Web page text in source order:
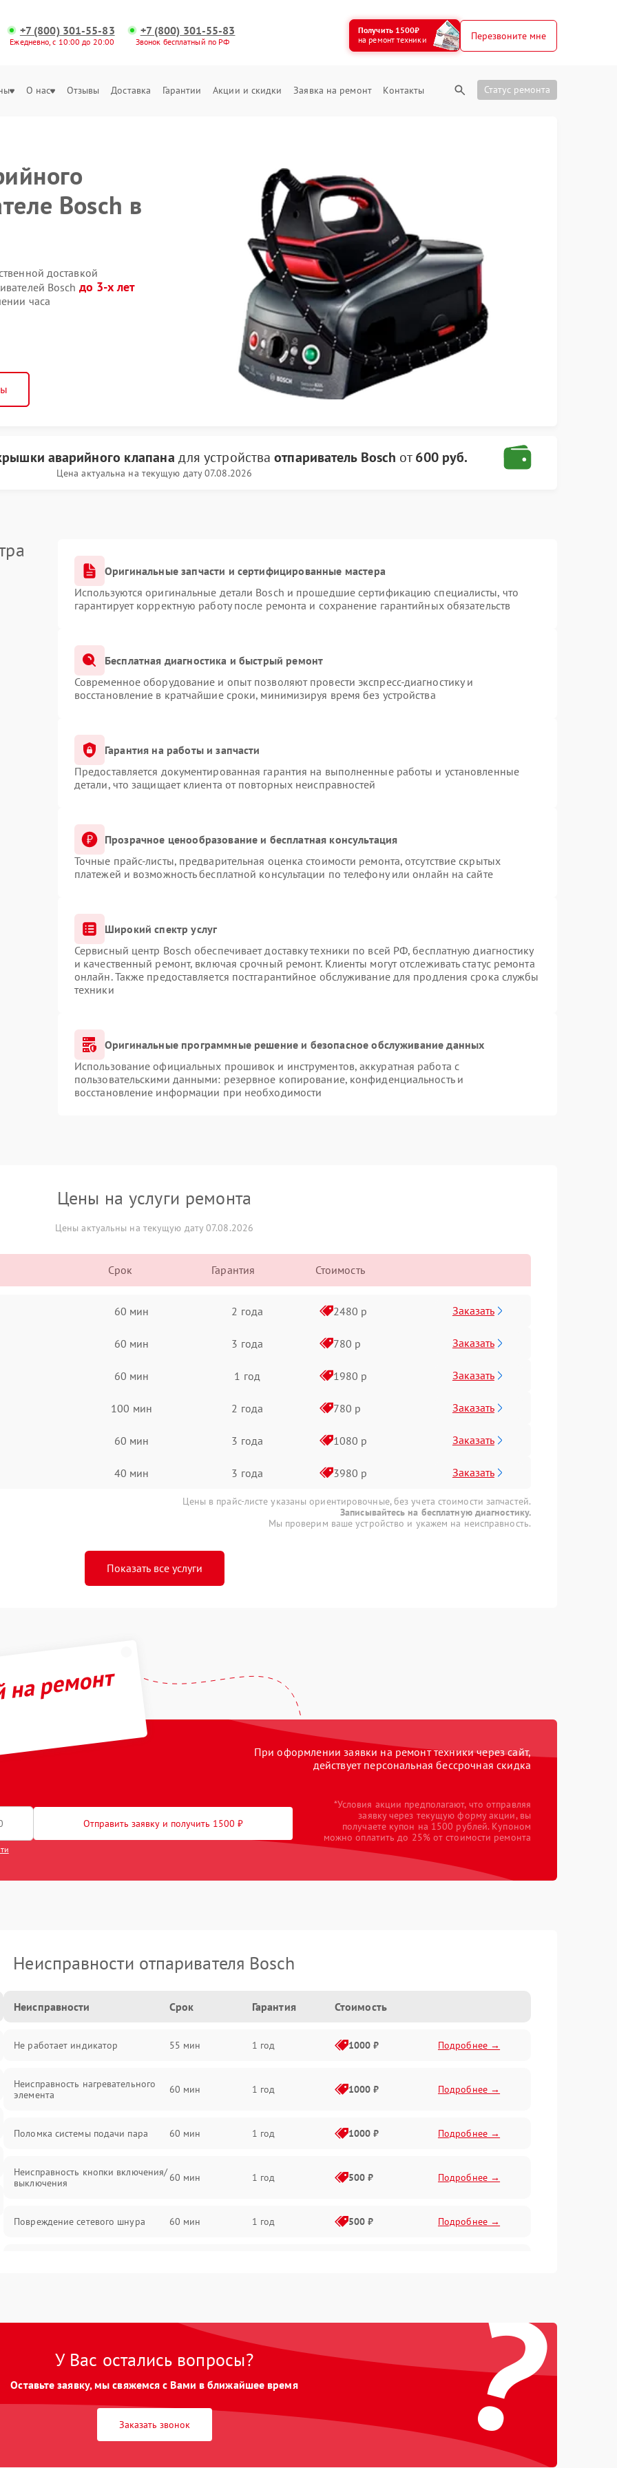
+7 (800) 301-55-83
Ежедневно, с 10:00 до 20:00
+7 (800) 301-55-83
Звонок бесплатный по РФ
Получить 1500₽
на ремонт техники
Перезвоните мне
О нас Отзывы Доставка Гарантии Акции и скидки Заявка на ремонт Контакты Статус ремонта
Bosch в
доставкой
Bosch до 3-х лет
часа
аварийного клапана для устройстваотпариватель Bosch от600 руб.
Цена актуальна на текущую дату 07.08.2026
Оригинальные запчасти и сертифицированные мастера
Используются оригинальные детали Bosch и прошедшие сертификацию специалисты, что
гарантирует корректную работу после ремонта и сохранение гарантийных обязательств
Бесплатная диагностика и быстрый ремонт
Современное оборудование и опыт позволяют провести экспресс-диагностику и
восстановление в кратчайшие сроки, минимизируя время без устройства
Гарантия на работы и запчасти
Предоставляется документированная гарантия на выполненные работы и установленные
детали, что защищает клиента от повторных неисправностей
Прозрачное ценообразование и бесплатная консультация
Точные прайс-листы, предварительная оценка стоимости ремонта, отсутствие скрытых
платежей и возможность бесплатной консультации по телефону или онлайн на сайте
Широкий спектр услуг
Сервисный центр Bosch обеспечивает доставку техники по всей РФ, бесплатную диагностику
и качественный ремонт, включая срочный ремонт. Клиенты могут отслеживать статус ремонта
онлайн. Также предоставляется постгарантийное обслуживание для продления срока службы
техники
Оригинальные программные решение и безопасное обслуживание данных
Использование официальных прошивок и инструментов, аккуратная работа с
пользовательскими данными: резервное копирование, конфиденциальность и
восстановление информации при необходимости
Цены на услуги ремонта
Цены актуальны на текущую дату 07.08.2026
Срок Гарантия Стоимость
60 мин 2 года 2480 р Заказать
60 мин 3 года 780 р Заказать
60 мин 1 год 1980 р Заказать
100 мин 2 года 780 р Заказать
60 мин 3 года 1080 р Заказать
40 мин 3 года 3980 р Заказать
Цены в прайс-листе указаны ориентировочные, без учета стоимости запчастей.
Записывайтесь на бесплатную диагностику.
Мы проверим ваше устройство и укажем на неисправность.
Показать все услуги
ремонт
При оформлении заявки на ремонт техники через сайт,
действует персональная бессрочная скидка
Отправить заявку и получить 1500 ₽
*Условия акции предполагают, что отправляя
заявку через текущую форму акции, вы
получаете купон на 1500 рублей. Купоном
можно оплатить до 25% от стоимости ремонта
Неисправности отпаривателя Bosch
Неисправности Срок Гарантия Стоимость
Не работает индикатор 55 мин 1 год 1000 ₽ Подробнее →
Неисправность нагревательного
элемента
60 мин 1 год 1000 ₽ Подробнее →
Поломка системы подачи пара 60 мин 1 год 1000 ₽ Подробнее →
Неисправность кнопки включения/
выключения
60 мин 1 год 500 ₽ Подробнее →
Повреждение сетевого шнура 60 мин 1 год 500 ₽ Подробнее →
отключения
Неисправность индикаторов 60 мин 1 год 500 ₽
короткого замыкания
Подробнее →
Подробнее →
?
У Вас остались вопросы?
Оставьте заявку, мы свяжемся с Вами в ближайшее время
Заказать звонок